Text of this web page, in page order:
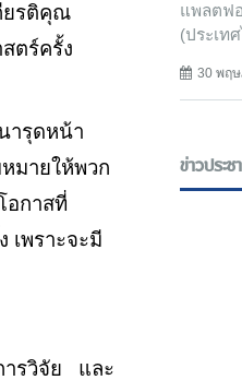
ยรติคุณ
ตร์ครั้ง
ารุดหน้า
มายให้พวก
อกาสที่
เพราะจะมี
ารวิจัย และ
แพลตฟ
(ประเท
30 พฤ
ข่าวประ